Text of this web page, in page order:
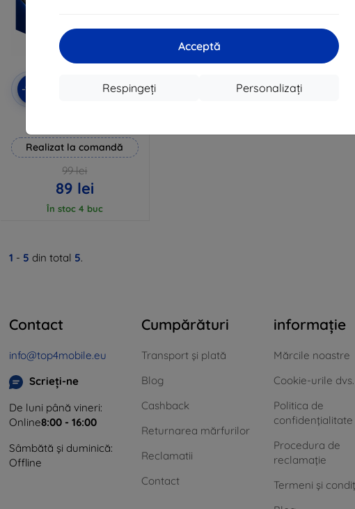
Acceptă
Personalizați
Respingeți
-10% EXTRA10
Realizat la comandă
99 lei
89 lei
În stoc 4 buc
1 - 5 din total 5.
Contact
info@top4mobile.eu
Scrieți-ne
De luni până vineri:
Online8:00 - 16:00
Sâmbătă și duminică:
Offline
Cumpărături
Transport și plată
Blog
Cashback
Returnarea mărfurilor
Reclamatii
Contact
informație
Mărcile noastre
Cookie-urile dvs.
Politica de
confidențialitate
Procedura de
reclamație
Termeni și